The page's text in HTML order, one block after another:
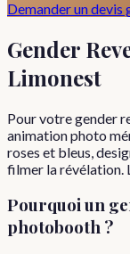
Demander un devis
Gender
Limonest
Pour votre gender
animation photo
roses et bleus,
filmer la révélation.
Pourquoiun
photobooth ?